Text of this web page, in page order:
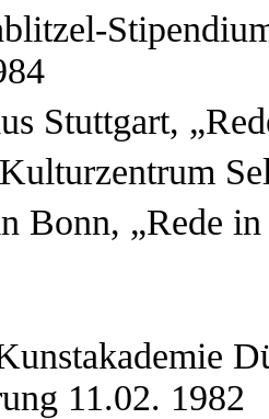
Stuttgart,
Bonn, „Rede
11.02. 1982